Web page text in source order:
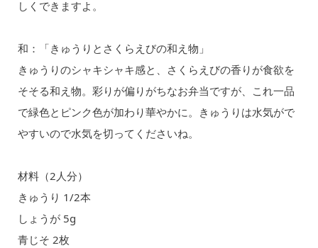
しくできますよ。
和：「きゅうりとさくらえびの和え物」
きゅうりのシャキシャキ感と、さくらえびの香りが食欲を
そそる和え物。彩りが偏りがちなお弁当ですが、これ一品
で緑色とピンク色が加わり華やかに。きゅうりは水気がで
やすいので水気を切ってくださいね。
材料（2人分）
きゅうり 1/2本
しょうが 5g
青じそ 2枚